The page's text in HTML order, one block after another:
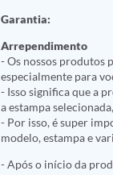
Garantia:
Arrependimento
- Os nossos produtos
especialmente para
- Isso significa que a
a estampa selecionada,
- Por isso, é super
modelo, estampa e
- Após o início da